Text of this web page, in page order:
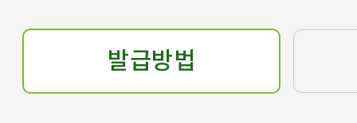
발급방법